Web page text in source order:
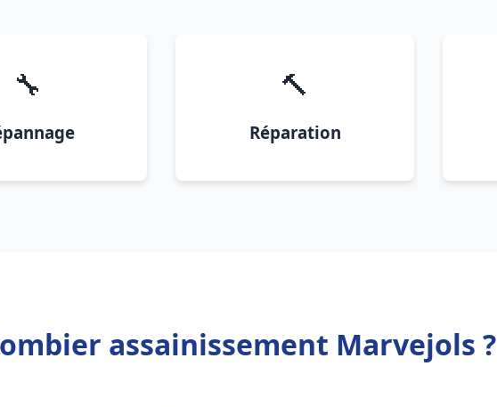
🔧 🔨
Réparation
assainissement Marvejols ?